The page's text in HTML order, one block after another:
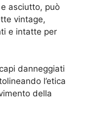
asciutto, può
vintage,
e intatte per
danneggiati
l’etica
della